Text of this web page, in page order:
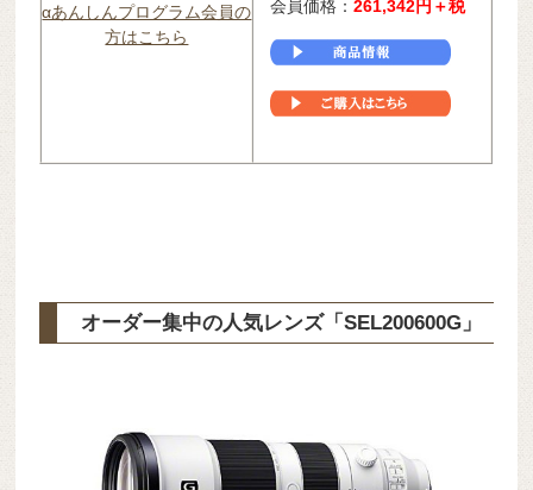
αあんしんプログラム会員の
方はこちら
会員価格：261,342円＋税
オーダー集中の人気レンズ「SEL200600G」